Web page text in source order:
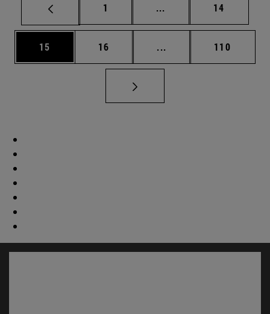
Página
1 ... Páginas intermedias
Página
14
Página
15 Página
16 ... Páginas intermedias
Página
110